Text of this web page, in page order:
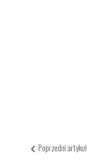
Poprzedni artykuł